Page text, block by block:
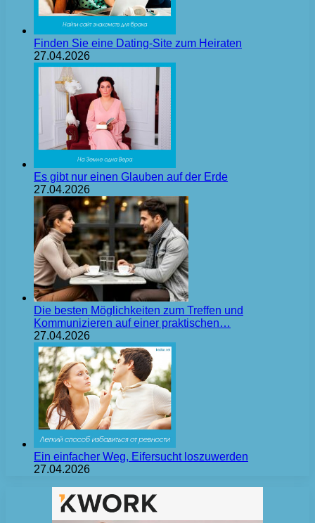
Finden Sie eine Dating-Site zum Heiraten
27.04.2026
Es gibt nur einen Glauben auf der Erde
27.04.2026
Die besten Möglichkeiten zum Treffen und
Kommunizieren auf einer praktischen…
27.04.2026
Ein einfacher Weg, Eifersucht loszuwerden
27.04.2026